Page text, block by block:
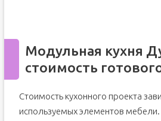
Модульная кухня
стоимость
Стоимость кухонного проекта
используемых элементов мебели.